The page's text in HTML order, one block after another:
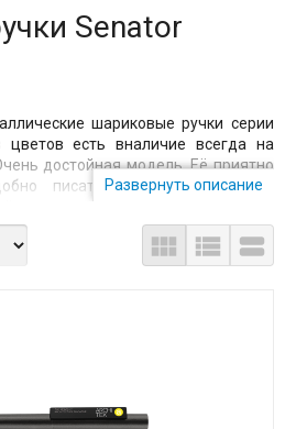
Senator
шариковые ручки серии
цветов есть вналичие всегда на
достойная модель. Её приятно
писать. Много места для
метод нанесения логотипа на
- лазерная гравировка. Сроки
Москва 7-10 дней, Россия - в
всегда самовывоз со склада.
Развернуть описание
  